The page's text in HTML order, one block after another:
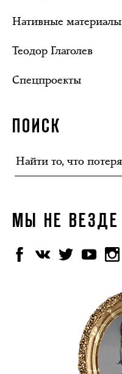
Нативные материалы
Теодор Глаголев
Спецпроекты
ПОИСК
МЫ НЕ ВЕЗДЕ